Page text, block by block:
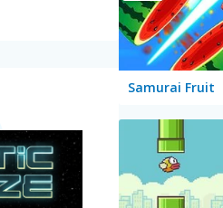
Samurai Fruit